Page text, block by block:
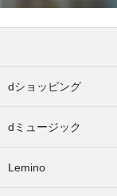
dショッピング
dミュージック
Lemino